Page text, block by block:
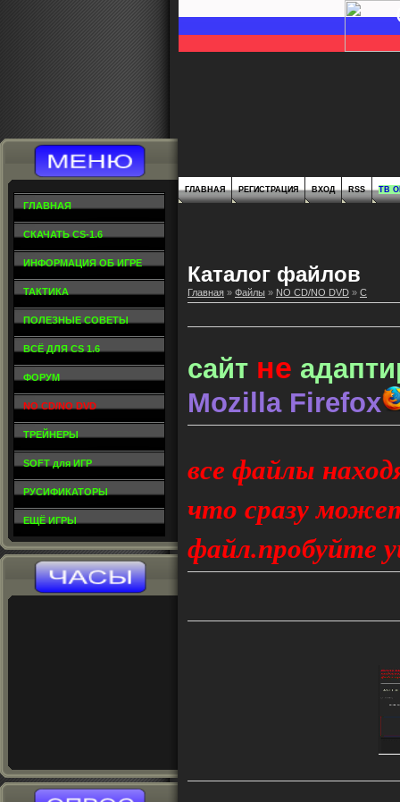
ГЛАВНАЯ
СКАЧАТЬ CS-1.6
ИНФОРМАЦИЯ ОБ ИГРЕ
ТАКТИКА
ПОЛЕЗНЫЕ СОВЕТЫ
ВСЁ ДЛЯ CS 1.6
ФОРУМ
NO CD/NO DVD
ТРЕЙНЕРЫ
SOFT для ИГР
РУСИФИКАТОРЫ
ЕЩЁ ИГРЫ
ГЛАВНАЯ РЕГИСТРАЦИЯ ВХОД RSS ТВ
Каталог файлов
Главная » Файлы » NO CD/NO DVD » C
сайт не
Mozilla Firefox
все файлы
что сразу
файл.пробуйте